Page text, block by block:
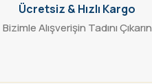
Ücretsiz & Hızlı Kargo
Bizimle Alışverişin Tadını Çıkarın